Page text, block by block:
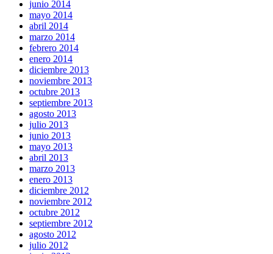
junio 2014
mayo 2014
abril 2014
marzo 2014
febrero 2014
enero 2014
diciembre 2013
noviembre 2013
octubre 2013
septiembre 2013
agosto 2013
julio 2013
junio 2013
mayo 2013
abril 2013
marzo 2013
enero 2013
diciembre 2012
noviembre 2012
octubre 2012
septiembre 2012
agosto 2012
julio 2012